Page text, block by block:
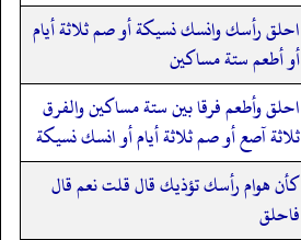
احلق رأسك وانسك نسيكة أو صم ثلاثة أيام
أو أطعم ستة مساكين
احلق وأطعم فرقا بين ستة مساكين والفرق
ثلاثة آصع أو صم ثلاثة أيام أو انسك نسيكة
كأن هوام رأسك تؤذيك قال قلت نعم قال
فاحلق